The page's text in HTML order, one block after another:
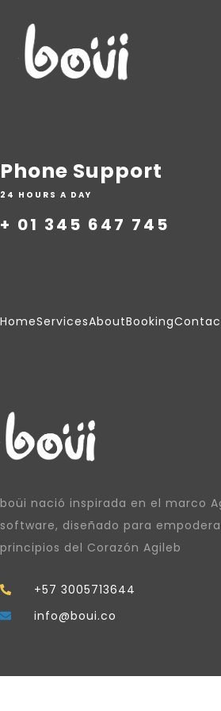
Phone Support
24 HOURS A DAY
+ 01 345 647 745
HomeServicesAboutBooking
boüi nació inspirada en el marco
software, diseñado para
principios del Corazón Agileb
+57 3005713644
info@boui.co